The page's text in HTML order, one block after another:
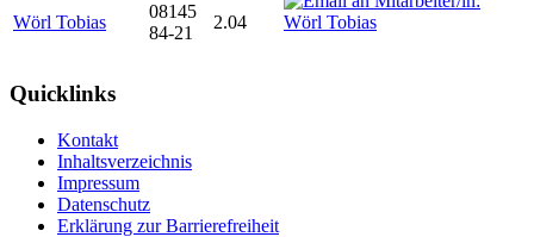
Wörl Tobias
08145
84-21
2.04
Quicklinks
Kontakt
Inhaltsverzeichnis
Impressum
Datenschutz
Erklärung zur Barrierefreiheit